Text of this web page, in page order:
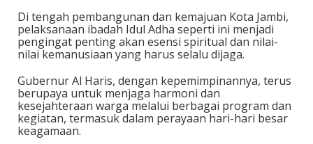
Di tengah pembangunan dan kemajuan Kota Jambi,
pelaksanaan ibadah Idul Adha seperti ini menjadi
pengingat penting akan esensi spiritual dan nilai-
nilai kemanusiaan yang harus selalu dijaga.
Gubernur Al Haris, dengan kepemimpinannya, terus
berupaya untuk menjaga harmoni dan
kesejahteraan warga melalui berbagai program dan
kegiatan, termasuk dalam perayaan hari-hari besar
keagamaan.